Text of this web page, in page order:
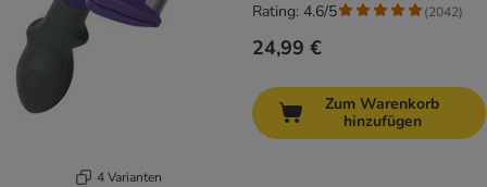
4 Varianten
24,99 €
Rating: 4.6/5 (2042)
Zum Warenkorb
hinzufügen